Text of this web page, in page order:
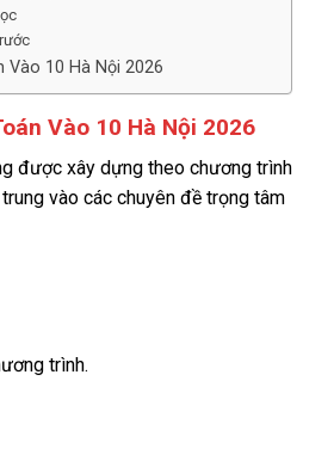
Vào 10 Hà Nội 2026
Vào 10 Hà Nội 2026
được xây dựng theo chương trình
vào các chuyên đề trọng tâm
trình.